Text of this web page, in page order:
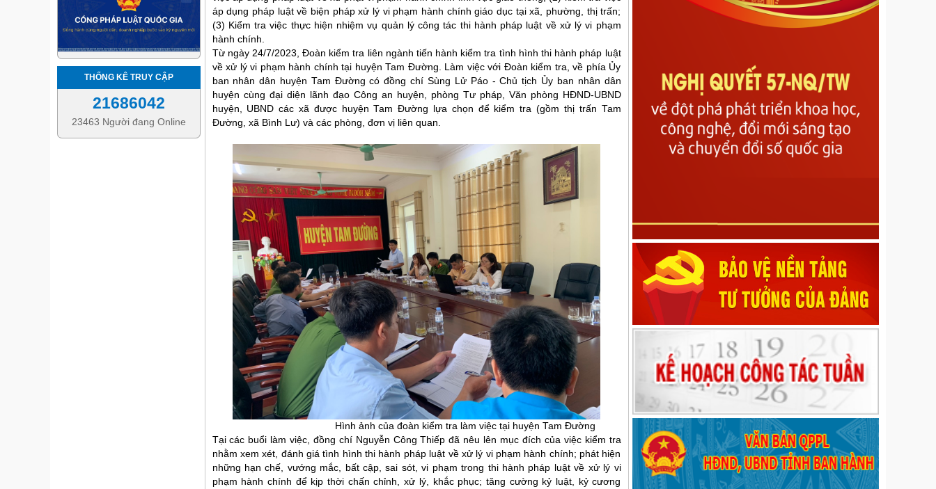
THỐNG KÊ TRUY CẬP
21686042
23463 Người đang Online
áp dụng pháp luật về biện pháp xử lý vi phạm hành chính giáo dục tại xã, phường, thị trấn;
(3) Kiểm tra việc thực hiện nhiệm vụ quản lý công tác thi hành pháp luật về xử lý vi phạm
hành chính.
Từ ngày 24/7/2023, Đoàn kiểm tra liên ngành tiến hành kiểm tra tình hình thi hành pháp luật
về xử lý vi phạm hành chính tại huyện Tam Đường. Làm việc với Đoàn kiểm tra, về phía Ủy
ban nhân dân huyện Tam Đường có đồng chí Sùng Lử Páo - Chủ tịch Ủy ban nhân dân
huyện cùng đại diện lãnh đạo Công an huyện, phòng Tư pháp, Văn phòng HĐND-UBND
huyện, UBND các xã được huyện Tam Đường lựa chọn để kiểm tra (gồm thị trấn Tam
Đường, xã Bình Lư) và các phòng, đơn vị liên quan.
Hình ảnh của đoàn kiểm tra làm việc tại huyện Tam Đường
Tại các buổi làm việc, đồng chí Nguyễn Công Thiếp đã nêu lên mục đích của việc kiểm tra
nhằm xem xét, đánh giá tình hình thi hành pháp luật về xử lý vi phạm hành chính; phát hiện
những hạn chế, vướng mắc, bất cập, sai sót, vi phạm trong thi hành pháp luật về xử lý vi
phạm hành chính để kịp thời chấn chỉnh, xử lý, khắc phục; tăng cường kỷ luật, kỷ cương
nộp, quản lý và sử dụng các khoản phí, lệ phí thuộc
thẩm quyền quyết định của Hội đồng nhân dân tỉnh
cấp tỉnh Lai Châu
Nghị quyết về Bãi bỏ Nghị quyết số 07/2017/NQ-
HĐND ngày 14/7/2017 của Hội đồng nhân dân tỉnh
quy định mức trích từ các khoản thu hồi phát hiện
qua công tác thanh tra đã thực nộp vào ngân sách
nhà nước trên địa bàn tỉnh Lai Châu
Nghị quyết về Sửa đổi, bổ sung một số điều của
Châu
Nghị quyết về Sửa đổi, bổ sung một số điều của
Quy định mức chi tập huấn, bồi dưỡng giáo viên và
cán bộ quản lý cơ sở giáo dục để thực hiện chương
trình mới, sách giáo khoa mới giáo dục phổ thông
trên địa bàn tỉnh ban hành kèm theo Nghị quyết số
39/2022/NQ-HĐND ngày 20 tháng 9 năm 2022 của
Hội đồng nhân dân tỉnh; sửa đổi, bổ sung một số
điều của Nghị quyết số 82/2024/NQ-HĐND ngày 09
tháng 12 năm 2024 của Hội đồng nhân dân tỉnh quy
định mức chi đón tiếp, thăm hỏi, chúc mừng đối với
một số đối tượng do Ủy ban Mặt trận Tổ quốc Việt
Nam các cấp trên địa bàn tỉnh thực hiện
Nghị quyết về Quy định về mức thu và quản lý, sử
dụng kinh phí đóng góp của tổ chức, cá nhân khai
thác khoáng sản trên địa bàn tỉnh Lai Châu
Nghị định số 189/2026/NĐ-CP ngày 28/5/2026 của
Chính phủ về quy định về phát hành, phổ biến phim
phục vụ nhiệm vụ chính trị